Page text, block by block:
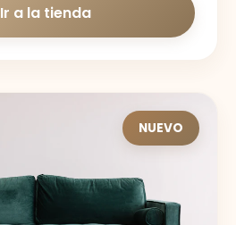
Ir a la tienda
NUEVO